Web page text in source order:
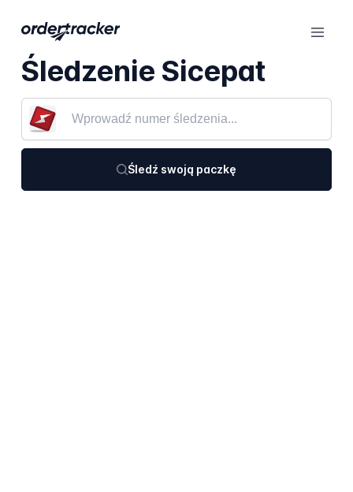
Śledzenie Sicepat
Śledź swoją paczkę